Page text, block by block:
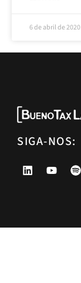
6 de abril de 2020
SIGA-NOS: